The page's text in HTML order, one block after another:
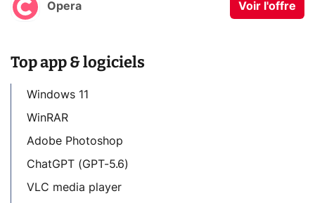
Opera Voir l'offre
Top app & logiciels
Windows 11
WinRAR
Adobe Photoshop
ChatGPT (GPT-5.6)
VLC media player